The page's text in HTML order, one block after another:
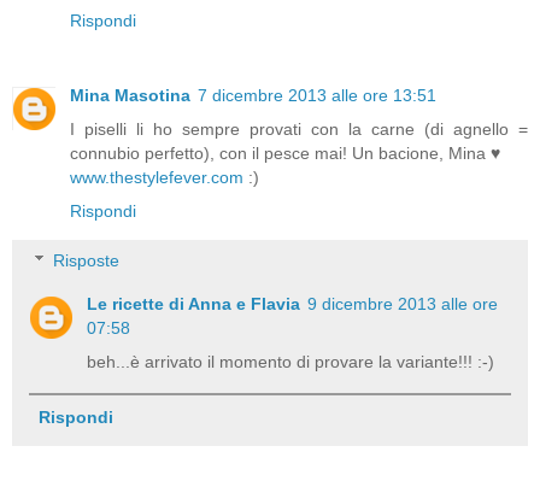
Rispondi
Mina Masotina 7 dicembre 2013 alle ore 13:51
I piselli li ho sempre provati con la carne (di agnello =
connubio perfetto), con il pesce mai! Un bacione, Mina ♥
www.thestylefever.com :)
Rispondi
Risposte
Le ricette di Anna e Flavia 9 dicembre 2013 alle ore
07:58
beh...è arrivato il momento di provare la variante!!! :-)
Rispondi